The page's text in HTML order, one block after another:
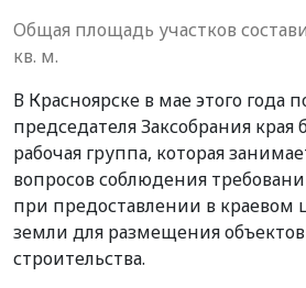
Общая площадь участков
кв. м.
В Красноярске в мае этого года
председателя Заксобрания края
рабочая группа, которая
вопросов соблюдения
при предоставлении в краевом
земли для размещения
строительства.